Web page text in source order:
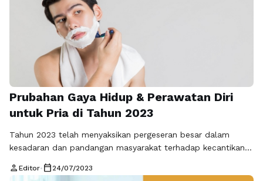
berkelanjutan dalam jangka …
Prubahan Gaya Hidup & Perawatan Diri
untuk Pria di Tahun 2023
Tahun 2023 telah menyaksikan pergeseran besar dalam
kesadaran dan pandangan masyarakat terhadap kecantikan
diri dengan perempuan semakin pudar, dan para pria semakin
person Editor• calendar_today 24/07/2023